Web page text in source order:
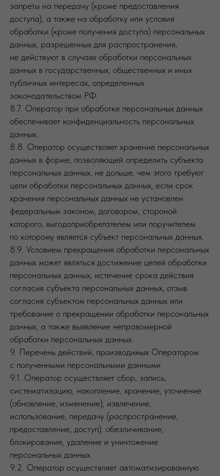
запреты на передачу (кроме предоставления
доступа), а также на обработку или условия
обработки (кроме получения доступа) персональных
данных, разрешенных для распространения,
не действуют в случаях обработки персональных
данных в государственных, общественных и иных
публичных интересах, определенных
законодательством РФ.
8.7. Оператор при обработке персональных данных
обеспечивает конфиденциальность персональных
данных.
8.8. Оператор осуществляет хранение персональных
данных в форме, позволяющей определить субъекта
персональных данных, не дольше, чем этого требуют
цели обработки персональных данных, если срок
хранения персональных данных не установлен
федеральным законом, договором, стороной
которого, выгодоприобретателем или поручителем
по которому является субъект персональных данных.
8.9. Условием прекращения обработки персональных
данных может являться достижение целей обработки
персональных данных, истечение срока действия
согласия субъекта персональных данных, отзыв
согласия субъектом персональных данных или
требование о прекращении обработки персональных
данных, а также выявление неправомерной
обработки персональных данных.
9. Перечень действий, производимых Оператором
с полученными персональными данными
9.1. Оператор осуществляет сбор, запись,
систематизацию, накопление, хранение, уточнение
(обновление, изменение), извлечение,
использование, передачу (распространение,
предоставление, доступ), обезличивание,
блокирование, удаление и уничтожение
персональных данных.
9.2. Оператор осуществляет автоматизированную